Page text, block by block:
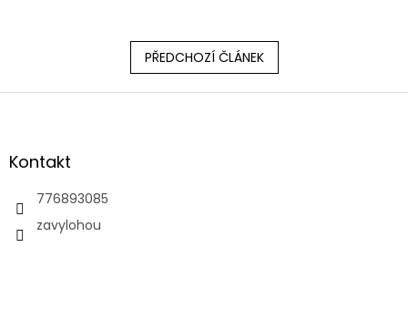
PŘEDCHOZÍ ČLÁNEK
Z
aKontakt
776893085
zavylohou